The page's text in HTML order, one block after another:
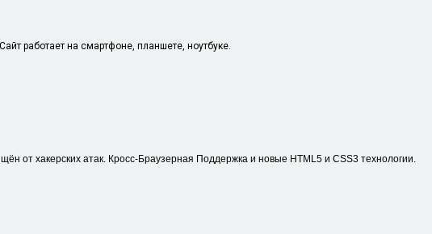
работает на смартфоне, планшете, ноутбуке.
от хакерских атак. Кросс-Браузерная Поддержка и новые HTML5 и CSS3 технологии.